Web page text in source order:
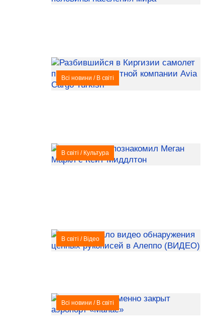
Всі новини / В світі
В світі / Культура
В світі / Відео
Всі новини / В світі